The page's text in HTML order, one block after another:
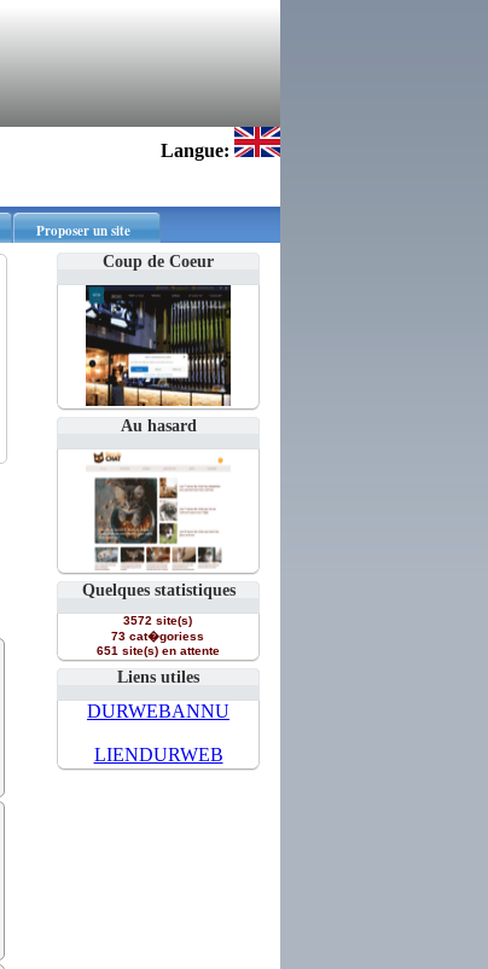
Langue:
Proposer un site
Coup de Coeur
Au hasard
Quelques statistiques
3572 site(s)
73 cat�goriess
651 site(s) en attente
Liens utiles
DURWEBANNU
LIENDURWEB